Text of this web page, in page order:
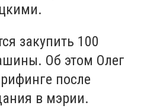
закупить 100
Об этом Олег
после
в мэрии.